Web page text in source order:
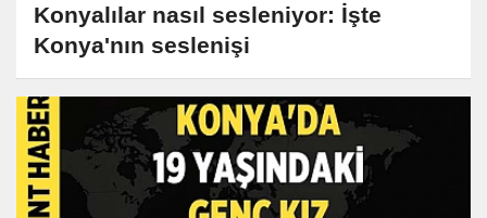
Konyalılar nasıl sesleniyor: İşte
Konya'nın seslenişi